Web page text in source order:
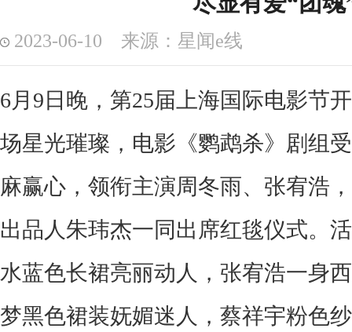
2023-06-10 来源：星闻e线
6月 9 日晚 ， 第25届上海国际电影节
场星光璀璨 ， 电影 《鹦鹉杀》 剧组
麻赢心 ， 领衔主演周冬雨、 张宥浩 ，
出品人朱玮杰一同出席红毯仪式。
水蓝色长裙亮丽动人 ， 张宥浩一身
梦黑色裙装妩媚迷人 ， 蔡祥宇粉色